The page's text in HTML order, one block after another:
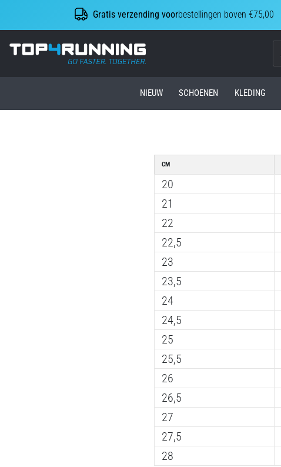
Gratis verzending voorbestellingen boven €75,00
Top4Running.nl
NIEUW SCHOENEN KLEDING
CM
20
21
22
22,5
23
23,5
24
24,5
25
25,5
26
26,5
27
27,5
28